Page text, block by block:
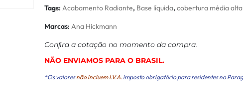
Tags: Acabamento Radiante, Base líquida,cobertura média alta
Marcas: Ana Hickmann
Conﬁra a cotação no momento da compra.
NÃO ENVIAMOS PARA O BRASIL.
*Os valoresnão incluem I.V.A. imposto obrigatório para residentes no